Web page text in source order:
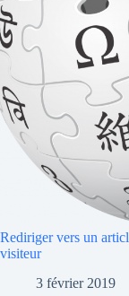
Rediriger vers un
visiteur
3 février 2019